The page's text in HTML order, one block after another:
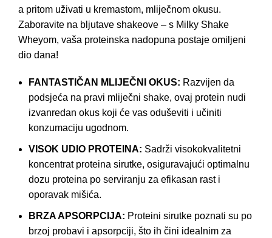
a pritom uživati u kremastom, mliječnom okusu.
Zaboravite na bljutave shakeove – s Milky Shake
Wheyom, vaša proteinska nadopuna postaje omiljeni
dio dana!
FANTASTIČAN MLIJEČNI OKUS: Razvijen da
podsjeća na pravi mliječni shake, ovaj protein nudi
izvanredan okus koji će vas oduševiti i učiniti
konzumaciju ugodnom.
VISOK UDIO PROTEINA: Sadrži visokokvalitetni
koncentrat proteina sirutke, osiguravajući optimalnu
dozu proteina po serviranju za efikasan rast i
oporavak mišića.
BRZA APSORPCIJA: Proteini sirutke poznati su po
brzoj probavi i apsorpciji, što ih čini idealnim za